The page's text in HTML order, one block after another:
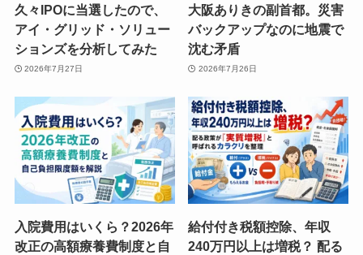
久々IPOに当選したので、
アイ・グリッド・ソリュー
ションズを分析してみた
2026年7月27日
大阪ありきの副首都。災害
バックアップなのに地震で
沈む矛盾
2026年7月26日
入院費用はいくら？2026年
改正の高額療養費制度と自
給付付き税額控除、年収
240万円以上は増税？ 配る